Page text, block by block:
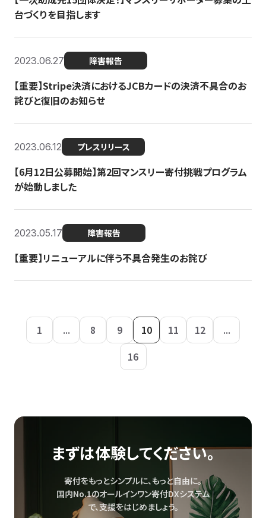
台づくりを目指します
2023.06.27 障害報告
【重要】Stripe決済におけるJCBカードの決済不具合のお
詫びと復旧のお知らせ
2023.06.12 プレスリリース
【6月12日公募開始】第2回マンスリー寄付挑戦プログラム
が始動しました
2023.05.17 障害報告
【重要】リニューアルに伴う不具合発生のお詫び
1 ... 8 9 10 11 12
...
16
まずは体験してください。
寄付をもっとシンプルに、もっと自由に。
国内No.1のオールインワン寄付DXシステム
で、支援をはじめましょう。